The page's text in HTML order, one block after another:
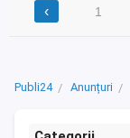
‹ 1
Publi24 Anunțuri